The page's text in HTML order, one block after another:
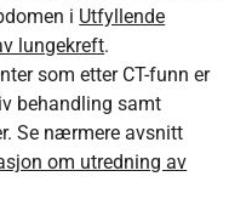
i Utfyllende
lungekreft.
som etter CT-funn er
behandling samt
Se nærmere avsnitt
om utredning av